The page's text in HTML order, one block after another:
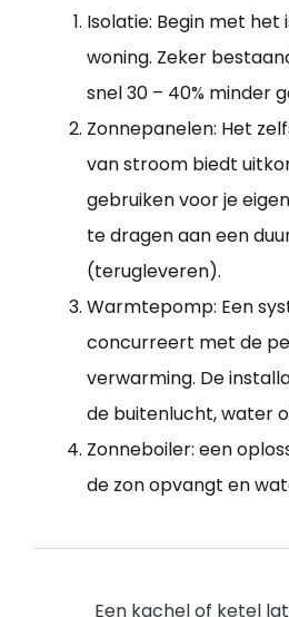
Isolatie: Begin met het
woning. Zeker
snel 30 – 40% minder
Zonnepanelen: Het
van stroom biedt
gebruiken voor je
te dragen aan een
(terugleveren).
Warmtepomp: Een
concurreert met de
verwarming. De
de buitenlucht, water
Zonneboiler: een
de zon opvangt en
Een kachel of ketel